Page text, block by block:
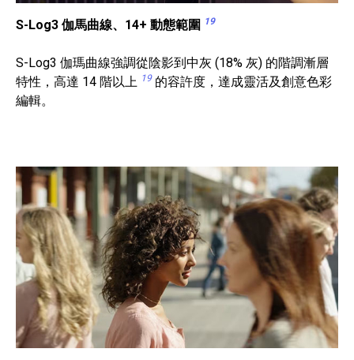
S-Log3 伽馬曲線、14+ 動態範圍 19
S-Log3 伽瑪曲線強調從陰影到中灰 (18% 灰) 的階調漸層
特性，高達 14 階以上 19的容許度，達成靈活及創意色彩
編輯。